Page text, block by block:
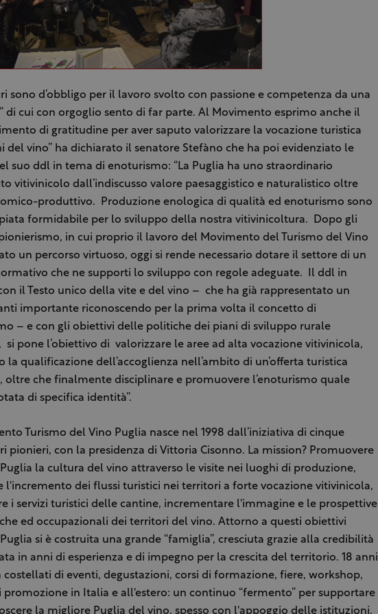
sono d’obbligo per il lavoro svolto con passione e competenza da una
di cui con orgoglio sento di far parte. Al Movimento esprimo anche il
di gratitudine per aver saputo valorizzare la vocazione turistica
del vino” ha dichiarato il senatore Stefàno che ha poi evidenziato le
suo ddl in tema di enoturismo: “La Puglia ha uno straordinario
vitivinicolo dall’indiscusso valore paesaggistico e naturalistico oltre
produttivo. Produzione enologica di qualità ed enoturismo sono
formidabile per lo sviluppo della nostra vitivinicoltura. Dopo gli
in cui proprio il lavoro del Movimento del Turismo del Vino
un percorso virtuoso, oggi si rende necessario dotare il settore di un
che ne supporti lo sviluppo con regole adeguate. Il ddl in
il Testo unico della vite e del vino – che ha già rappresentato un
importante riconoscendo per la prima volta il concetto di
– e con gli obiettivi delle politiche dei piani di sviluppo rurale
si pone l’obiettivo di valorizzare le aree ad alta vocazione vitivinicola,
la qualificazione dell’accoglienza nell’ambito di un’offerta turistica
oltre che finalmente disciplinare e promuovere l’enoturismo quale
di specifica identità”.
Turismo del Vino Puglia nasce nel 1998 dall’iniziativa di cinque
pionieri, con la presidenza di Vittoria Cisonno. La mission? Promuovere
la cultura del vino attraverso le visite nei luoghi di produzione,
l'incremento dei flussi turistici nei territori a forte vocazione vitivinicola,
i servizi turistici delle cantine, incrementare l'immagine e le prospettive
ed occupazionali dei territori del vino. Attorno a questi obiettivi
si è costruita una grande “famiglia”, cresciuta grazie alla credibilità
in anni di esperienza e di impegno per la crescita del territorio. 18 anni
costellati di eventi, degustazioni, corsi di formazione, fiere, workshop,
promozione in Italia e all'estero: un continuo “fermento” per supportare
la migliore Puglia del vino, spesso con l'appoggio delle istituzioni,